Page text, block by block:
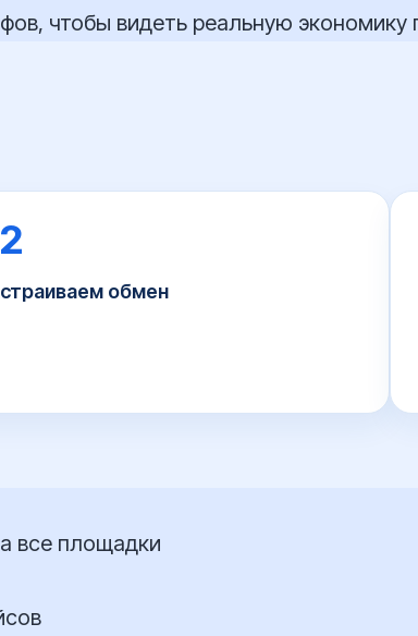
чтобы видеть реальную экономику
обмен
все площадки